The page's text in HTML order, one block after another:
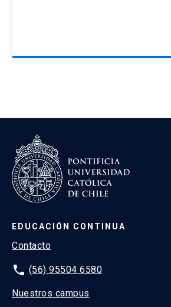
EDUCACIÓN CONTINUA
Contacto
phone (56) 95504 6580
Nuestros campus